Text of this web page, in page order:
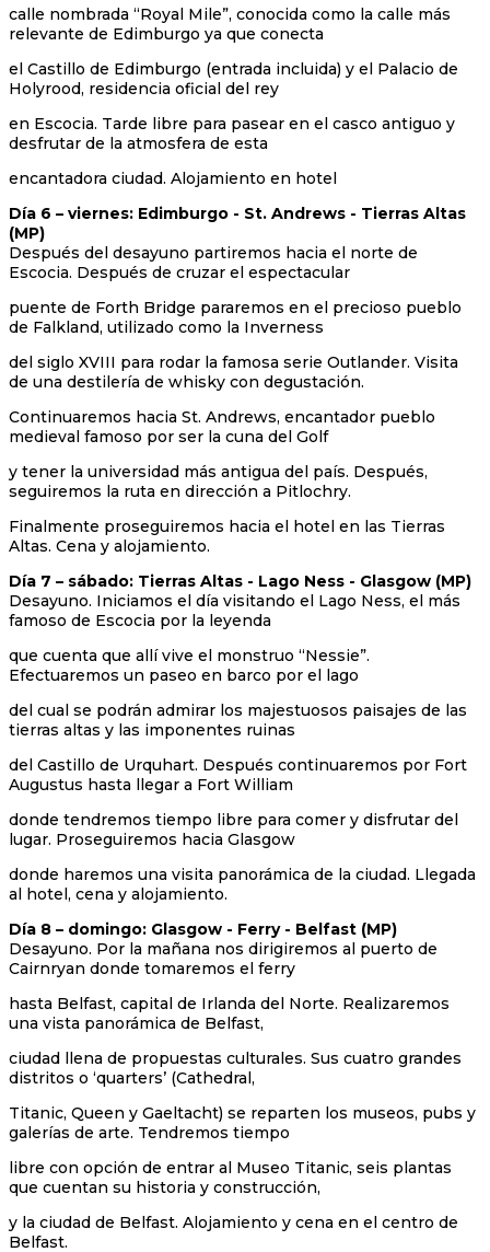
calle nombrada “Royal Mile”, conocida como la calle más
relevante de Edimburgo ya que conecta
el Castillo de Edimburgo (entrada incluida) y el Palacio de
Holyrood, residencia oficial del rey
en Escocia. Tarde libre para pasear en el casco antiguo y
desfrutar de la atmosfera de esta
encantadora ciudad. Alojamiento en hotel
Día 6 – viernes: Edimburgo - St. Andrews - Tierras Altas
(MP)
Después del desayuno partiremos hacia el norte de
Escocia. Después de cruzar el espectacular
puente de Forth Bridge pararemos en el precioso pueblo
de Falkland, utilizado como la Inverness
del siglo XVIII para rodar la famosa serie Outlander. Visita
de una destilería de whisky con degustación.
Continuaremos hacia St. Andrews, encantador pueblo
medieval famoso por ser la cuna del Golf
y tener la universidad más antigua del país. Después,
seguiremos la ruta en dirección a Pitlochry.
Finalmente proseguiremos hacia el hotel en las Tierras
Altas. Cena y alojamiento.
Día 7 – sábado: Tierras Altas - Lago Ness - Glasgow (MP)
Desayuno. Iniciamos el día visitando el Lago Ness, el más
famoso de Escocia por la leyenda
que cuenta que allí vive el monstruo “Nessie”.
Efectuaremos un paseo en barco por el lago
del cual se podrán admirar los majestuosos paisajes de las
tierras altas y las imponentes ruinas
del Castillo de Urquhart. Después continuaremos por Fort
Augustus hasta llegar a Fort William
donde tendremos tiempo libre para comer y disfrutar del
lugar. Proseguiremos hacia Glasgow
donde haremos una visita panorámica de la ciudad. Llegada
al hotel, cena y alojamiento.
Día 8 – domingo: Glasgow - Ferry - Belfast (MP)
Desayuno. Por la mañana nos dirigiremos al puerto de
Cairnryan donde tomaremos el ferry
hasta Belfast, capital de Irlanda del Norte. Realizaremos
una vista panorámica de Belfast,
ciudad llena de propuestas culturales. Sus cuatro grandes
distritos o ‘quarters’ (Cathedral,
Titanic, Queen y Gaeltacht) se reparten los museos, pubs y
galerías de arte. Tendremos tiempo
libre con opción de entrar al Museo Titanic, seis plantas
que cuentan su historia y construcción,
y la ciudad de Belfast. Alojamiento y cena en el centro de
Belfast.